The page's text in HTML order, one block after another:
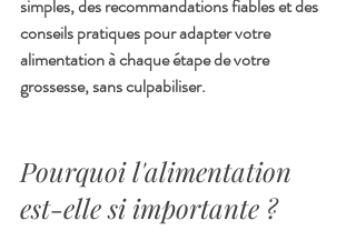
simples, des recommandations fiables et des
conseils pratiques pour adapter votre
alimentation à chaque étape de votre
grossesse, sans culpabiliser.
Pourquoi l'alimentation
est-elle si importante ?